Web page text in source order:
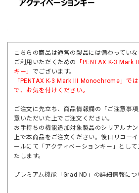
こちらの商品は通常の製品には備わってい
ご利用いただくための
「PENTAX K-3 Mark
キー」 でございます。
「 PENTAX K-3 Mark III Monochrome 」で
で、お気を付けください。
ご注文に先立ち、商品情報欄の「ご注意事
意いただいた上でご注文ください。
お手持ちの機能追加対象製品のシリアルナ
上で本商品をご注文ください。後日リコー
ールにて「アクティベーションキー」とし
たします。
プレミアム機能「Grad ND」の詳細情報につ